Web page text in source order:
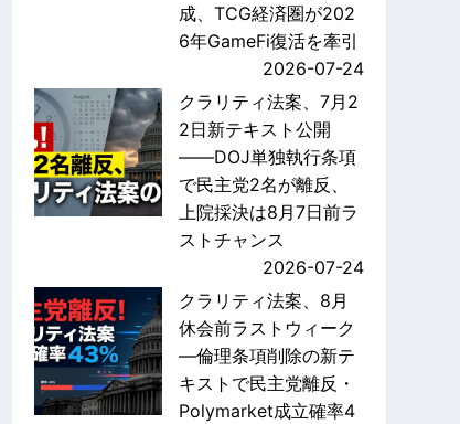
成、TCG経済圏が202
6年GameFi復活を牽引
2026-07-24
クラリティ法案、7月2
2日新テキスト公開
——DOJ単独執行条項
で民主党2名が離反、
上院採決は8月7日前ラ
ストチャンス
2026-07-24
クラリティ法案、8月
休会前ラストウィーク
—倫理条項削除の新テ
キストで民主党離反・
Polymarket成立確率4